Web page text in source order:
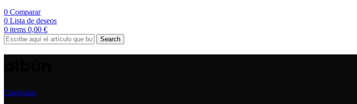
0 Comparar
0 Lista de deseos
0 items 0,00 €
Search
Categorías